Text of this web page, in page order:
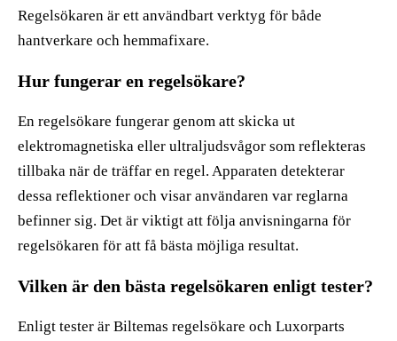
Regelsökaren är ett användbart verktyg för både
hantverkare och hemmafixare.
Hur fungerar en regelsökare?
En regelsökare fungerar genom att skicka ut
elektromagnetiska eller ultraljudsvågor som reflekteras
tillbaka när de träffar en regel. Apparaten detekterar
dessa reflektioner och visar användaren var reglarna
befinner sig. Det är viktigt att följa anvisningarna för
regelsökaren för att få bästa möjliga resultat.
Vilken är den bästa regelsökaren enligt tester?
Enligt tester är Biltemas regelsökare och Luxorparts